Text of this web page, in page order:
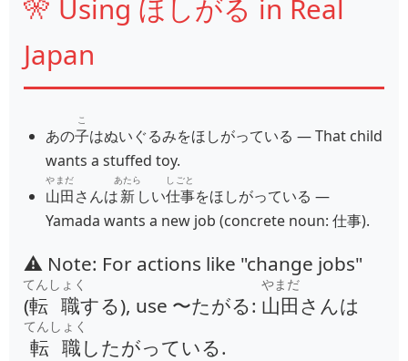
🎌 Using ほしがる in Real
Japan
あの子
こ
はぬいぐるみをほしがっている — That child
wants a stuffed toy.
山田
やまだ
さんは新
あたら
しい仕事
しごと
をほしがっている —
Yamada wants a new job (concrete noun: 仕事).
⚠️ Note: For actions like "change jobs"
(転職
てんしょく
する), use 〜たがる: 山田
やまだ
さんは
転職
てんしょく
したがっている.